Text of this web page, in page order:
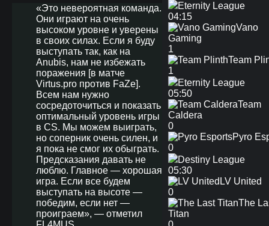
«Это невероятная команда.
Они играют на очень
высоком уровне и уверены
в своих силах. Если я буду
выступать так, как на
Anubis, нам не избежать
поражения [в матче
Virtus.pro против FaZe].
Всем нам нужно
сосредоточиться и показать
оптимальный уровень игры
в CS. Мы можем выиграть,
но соперник очень силен, и
я пока не смог их обыграть.
Предсказания давать не
люблю. Главное — хорошая
игра. Если все будем
выступать на высоте —
победим, если нет —
проиграем», — отметил
Eternity League
04:15
Vano
Gaming
1
Team
1
Eternity League
05:50
Team
Caldera
0
Pyro
0
Destiny League
05:30
LV United
0
The
Titan